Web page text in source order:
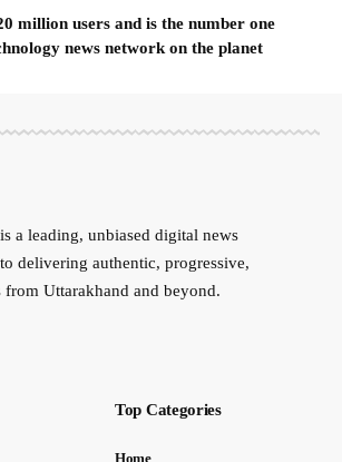
million users and is the number one
news network on the planet
a leading, unbiased digital news
delivering authentic, progressive,
Uttarakhand and beyond.
Top Categories
Home